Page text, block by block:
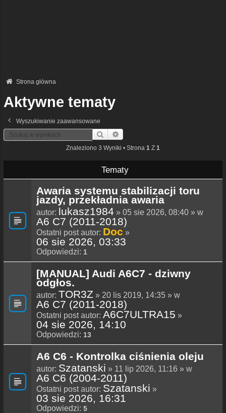
Strona główna
Aktywne tematy
Wyszukiwanie zaawansowane
Szukaj
Znaleziono 3 Wyniki • Strona 1 Z 1
Tematy
Awaria systemu stabilizacji toru
jazdy, przekładnia awaria
autor: lukasz1984 » 05 sie 2026, 08:40 » w
A6 C7 (2011-2018)
Ostatni post autor: Doc »
06 sie 2026, 03:33
Odpowiedzi: 1
[MANUAL] Audi A6C7 - dziwny
odgłos.
autor: TOR3Z » 20 lis 2019, 14:35 » w
A6 C7 (2011-2018)
Ostatni post autor: A6C7ULTRA15 »
04 sie 2026, 14:10
Odpowiedzi: 13
A6 C6 - Kontrolka ciśnienia oleju
autor: Szatanski » 11 lip 2026, 11:16 » w
A6 C6 (2004-2011)
Ostatni post autor: Szatanski »
03 sie 2026, 16:31
Odpowiedzi: 5